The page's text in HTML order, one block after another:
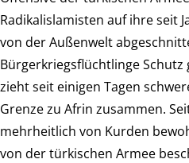
Radikalislamisten auf ihre seit
von der Außenwelt
Bürgerkriegsflüchtlinge Schutz
zieht seit einigen Tagen
Grenze zu Afrin zusammen.
mehrheitlich von Kurden
von der türkischen Armee